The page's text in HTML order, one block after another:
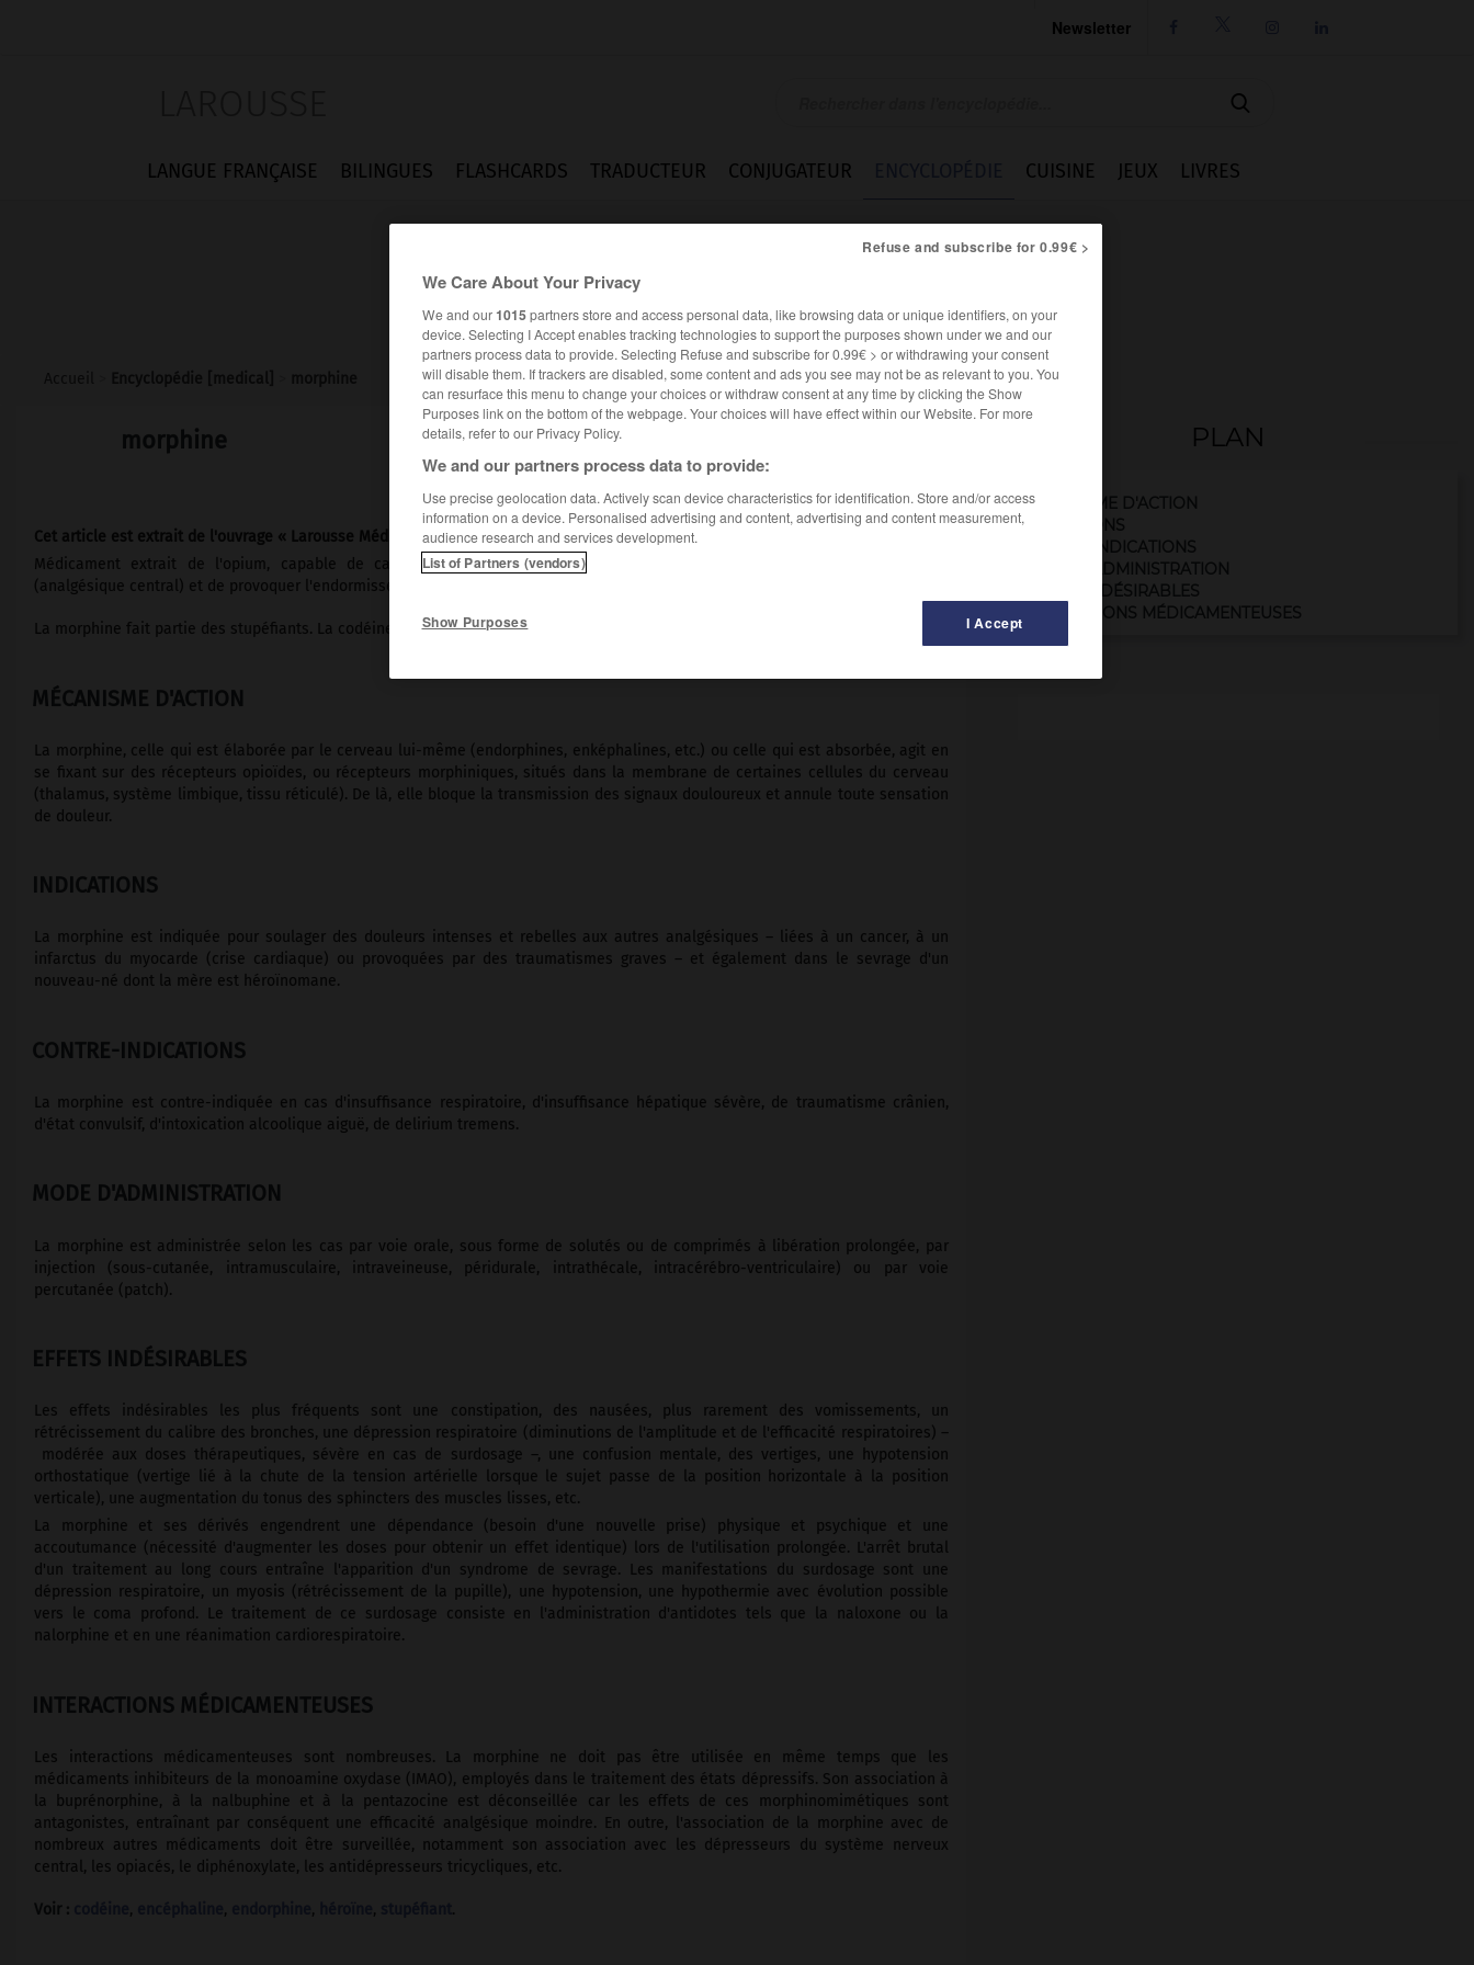
Newsletter

LANGUE FRANÇAISE BILINGUES FLASHCARDS TRADUCTEUR CONJUGATEUR CUISINE JEUX LIVRES
morphine
Cet article est extrait de l'ouvrage « Larousse Médical ».
Médicament extrait de l'opium, capable de calmer des douleurs intenses en agissant sur le système nerveux central
(analgésique central) et de provoquer l'endormissement.
La morphine fait partie des stupéfiants. La codéine et l'héroïne en sont des dérivés.
MÉCANISME D'ACTION
La morphine, celle qui est élaborée par le cerveau lui-même (endorphines, enképhalines, etc.) ou celle qui est absorbée, agit en
se fixant sur des récepteurs opioïdes, ou récepteurs morphiniques, situés dans la membrane de certaines cellules du cerveau
(thalamus, système limbique, tissu réticulé). De là, elle bloque la transmission des signaux douloureux et annule toute sensation
de douleur.
INDICATIONS
La morphine est indiquée pour soulager des douleurs intenses et rebelles aux autres analgésiques – liées à un cancer, à un
infarctus du myocarde (crise cardiaque) ou provoquées par des traumatismes graves – et également dans le sevrage d'un
nouveau-né dont la mère est héroïnomane.
CONTRE-INDICATIONS
La morphine est contre-indiquée en cas d'insuffisance respiratoire, d'insuffisance hépatique sévère, de traumatisme crânien,
d'état convulsif, d'intoxication alcoolique aiguë, de delirium tremens.
MODE D'ADMINISTRATION
La morphine est administrée selon les cas par voie orale, sous forme de solutés ou de comprimés à libération prolongée, par
injection (sous-cutanée, intramusculaire, intraveineuse, péridurale, intrathécale, intracérébro-ventriculaire) ou par voie
percutanée (patch).
EFFETS INDÉSIRABLES
Les effets indésirables les plus fréquents sont une constipation, des nausées, plus rarement des vomissements, un
rétrécissement du calibre des bronches, une dépression respiratoire (diminutions de l'amplitude et de l'efficacité respiratoires) –
modérée aux doses thérapeutiques, sévère en cas de surdosage –, une confusion mentale, des vertiges, une hypotension
orthostatique (vertige lié à la chute de la tension artérielle lorsque le sujet passe de la position horizontale à la position
verticale), une augmentation du tonus des sphincters des muscles lisses, etc.
La morphine et ses dérivés engendrent une dépendance (besoin d'une nouvelle prise) physique et psychique et une
accoutumance (nécessité d'augmenter les doses pour obtenir un effet identique) lors de l'utilisation prolongée. L'arrêt brutal
d'un traitement au long cours entraîne l'apparition d'un syndrome de sevrage. Les manifestations du surdosage sont une
dépression respiratoire, un myosis (rétrécissement de la pupille), une hypotension, une hypothermie avec évolution possible
vers le coma profond. Le traitement de ce surdosage consiste en l'administration d'antidotes tels que la naloxone ou la
nalorphine et en une réanimation cardiorespiratoire.
INTERACTIONS MÉDICAMENTEUSES
Les interactions médicamenteuses sont nombreuses. La morphine ne doit pas être utilisée en même temps que les
médicaments inhibiteurs de la monoamine oxydase (IMAO), employés dans le traitement des états dépressifs. Son association à
la buprénorphine, à la nalbuphine et à la pentazocine est déconseillée car les effets de ces morphinomimétiques sont
antagonistes, entraînant par conséquent une efficacité analgésique moindre. En outre, l'association de la morphine avec de
nombreux autres médicaments doit être surveillée, notamment son association avec les dépresseurs du système nerveux
central, les opiacés, le diphénoxylate, les antidépresseurs tricycliques, etc.
Voir : , , , , .
PLAN
MÉCANISME D'ACTION
INDICATIONS
CONTRE-INDICATIONS
MODE D'ADMINISTRATION
EFFETS INDÉSIRABLES
INTERACTIONS MÉDICAMENTEUSES
Refuse and subscribe for 0.99€ >
We Care About Your Privacy
We and our1015partners store and access personal data, like browsing data or unique identifiers, on your
device. Selecting I Accept enables tracking technologies to support the purposes shown under we and our
partners process data to provide. Selecting Refuse and subscribe for 0.99€ > or withdrawing your consent
will disable them. If trackers are disabled, some content and ads you see may not be as relevant to you. You
can resurface this menu to change your choices or withdraw consent at any time by clicking the Show
Purposes link on the bottom of the webpage. Your choices will have effect within our Website. For more
details, refer to our Privacy Policy.
We and our partners process data to provide:
Use precise geolocation data. Actively scan device characteristics for identification. Store and/or access
information on a device. Personalised advertising and content, advertising and content measurement,
audience research and services development.
List of Partners (vendors)
I Accept
Show Purposes